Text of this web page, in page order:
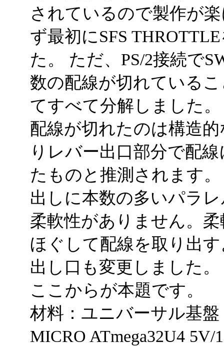
されているので製作が
ず最初にSFS
た。 ただ、PS/2接続で
数の配線が切れている
てすべて分解しました
配線が切れたのは構造
りレバー出口部分で配
たものと推測されます
出しに本数の多いパラ
柔軟性がありません。
ほぐして配線を取り出
出し口も変更しました。
ここからが本題です。
材料：ユニバーサル基盤
MICRO ATmega32U4